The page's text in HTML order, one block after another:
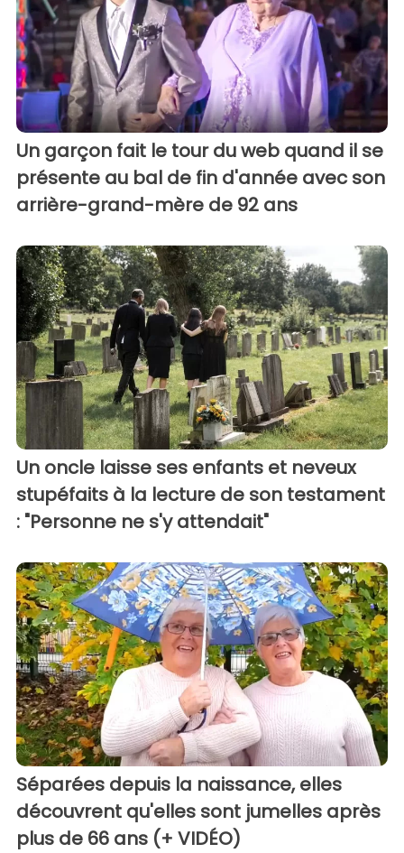
Un garçon fait le tour du web quand il se
présente au bal de fin d'année avec son
arrière-grand-mère de 92 ans
Un oncle laisse ses enfants et neveux
stupéfaits à la lecture de son testament
: "Personne ne s'y attendait"
Séparées depuis la naissance, elles
découvrent qu'elles sont jumelles après
plus de 66 ans (+ VIDÉO)